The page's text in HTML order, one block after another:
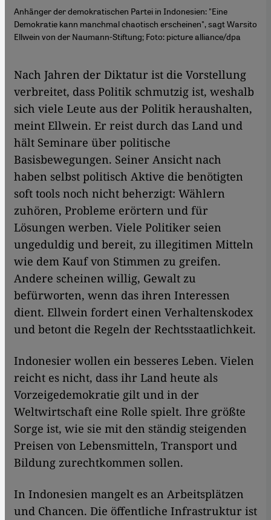
Anhänger der demokratischen Partei in Indonesien: "Eine
Demokratie kann manchmal chaotisch erscheinen", sagt Warsito
Ellwein von der Naumann-Stiftung; Foto: picture alliance/dpa
Nach Jahren der Diktatur ist die Vorstellung
verbreitet, dass Politik schmutzig ist, weshalb
sich viele Leute aus der Politik heraushalten,
meint Ellwein. Er reist durch das Land und
hält Seminare über politische
Basisbewegungen. Seiner Ansicht nach
haben selbst politisch Aktive die benötigten
soft tools noch nicht beherzigt: Wählern
zuhören, Probleme erörtern und für
Lösungen werben. Viele Politiker seien
ungeduldig und bereit, zu illegitimen Mitteln
wie dem Kauf von Stimmen zu greifen.
Andere scheinen willig, Gewalt zu
befürworten, wenn das ihren Interessen
dient. Ellwein fordert einen Verhaltenskodex
und betont die Regeln der Rechtsstaatlichkeit.
Indonesier wollen ein besseres Leben. Vielen
reicht es nicht, dass ihr Land heute als
Vorzeigedemokratie gilt und in der
Weltwirtschaft eine Rolle spielt. Ihre größte
Sorge ist, wie sie mit den ständig steigenden
Preisen von Lebensmitteln, Transport und
Bildung zurechtkommen sollen.
In Indonesien mangelt es an Arbeitsplätzen
und Chancen. Die öffentliche Infrastruktur ist